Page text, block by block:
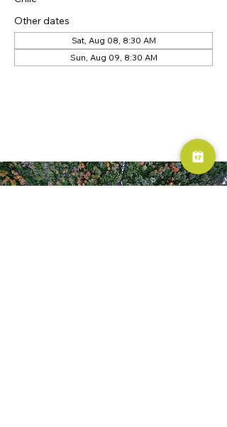
Other dates
Sat, Aug 08, 8:30 AM
Sun, Aug 09, 8:30 AM